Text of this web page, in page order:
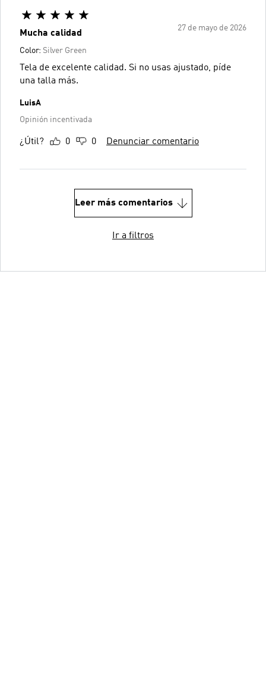
27 de mayo de 2026
Mucha calidad
Color: Silver Green
Tela de excelente calidad. Si no usas ajustado, píde
una talla más.
LuisA
Opinión incentivada
¿Útil? 0 0 Denunciar comentario
Leer más comentarios
Ir a filtros